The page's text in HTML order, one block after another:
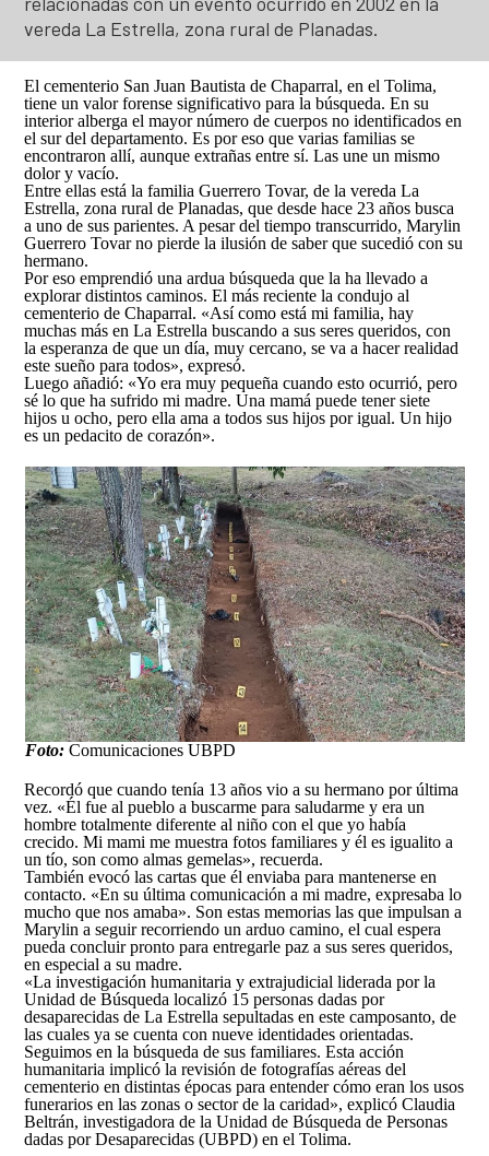
Así avanzamos
Mapa de personas buscadoras según solicitudes de
Generación de conocimiento para la búsqueda
vereda La Estrella, zona rural de Planadas.
El cementerio San Juan Bautista de Chaparral, en el Tolima,
tiene un valor forense significativo para la búsqueda. En su
interior alberga el mayor número de cuerpos no identificados en
el sur del departamento. Es por eso que varias familias se
encontraron allí, aunque extrañas entre sí. Las une un mismo
dolor y vacío.
Entre ellas está la familia Guerrero Tovar, de la vereda La
Estrella, zona rural de Planadas, que desde hace 23 años busca
a uno de sus parientes. A pesar del tiempo transcurrido, Marylin
Guerrero Tovar no pierde la ilusión de saber que sucedió con su
hermano.
Por eso emprendió una ardua búsqueda que la ha llevado a
explorar distintos caminos. El más reciente la condujo al
cementerio de Chaparral. «Así como está mi familia, hay
muchas más en La Estrella buscando a sus seres queridos, con
la esperanza de que un día, muy cercano, se va a hacer realidad
este sueño para todos», expresó.
Luego añadió: «Yo era muy pequeña cuando esto ocurrió, pero
sé lo que ha sufrido mi madre. Una mamá puede tener siete
hijos u ocho, pero ella ama a todos sus hijos por igual. Un hijo
es un pedacito de corazón».
Foto:Comunicaciones UBPD
Recordó que cuando tenía 13 años vio a su hermano por última
vez. «Él fue al pueblo a buscarme para saludarme y era un
hombre totalmente diferente al niño con el que yo había
crecido. Mi mami me muestra fotos familiares y él es igualito a
un tío, son como almas gemelas», recuerda.
También evocó las cartas que él enviaba para mantenerse en
contacto. «En su última comunicación a mi madre, expresaba lo
mucho que nos amaba». Son estas memorias las que impulsan a
Marylin a seguir recorriendo un arduo camino, el cual espera
pueda concluir pronto para entregarle paz a sus seres queridos,
en especial a su madre.
«La investigación humanitaria y extrajudicial liderada por la
Unidad de Búsqueda localizó 15 personas dadas por
desaparecidas de La Estrella sepultadas en este camposanto, de
las cuales ya se cuenta con nueve identidades orientadas.
Seguimos en la búsqueda de sus familiares. Esta acción
humanitaria implicó la revisión de fotografías aéreas del
cementerio en distintas épocas para entender cómo eran los usos
funerarios en las zonas o sector de la caridad», explicó Claudia
Beltrán, investigadora de la Unidad de Búsqueda de Personas
dadas por Desaparecidas (UBPD) en el Tolima.